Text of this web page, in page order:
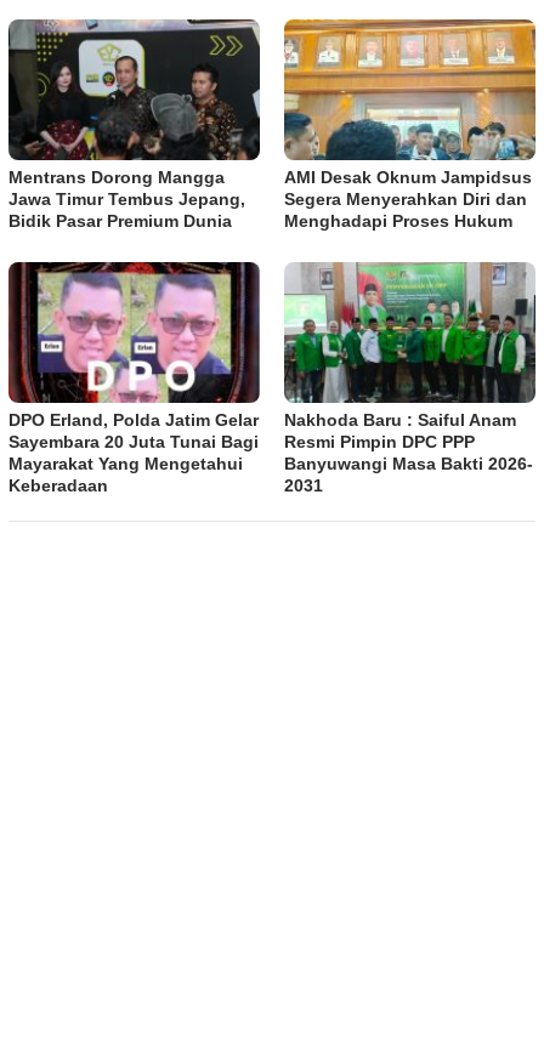
Mentrans Dorong Mangga
Jawa Timur Tembus Jepang,
Bidik Pasar Premium Dunia
AMI Desak Oknum Jampidsus
Segera Menyerahkan Diri dan
Menghadapi Proses Hukum
DPO Erland, Polda Jatim Gelar
Sayembara 20 Juta Tunai Bagi
Mayarakat Yang Mengetahui
Keberadaan
Nakhoda Baru : Saiful Anam
Resmi Pimpin DPC PPP
Banyuwangi Masa Bakti 2026-
2031